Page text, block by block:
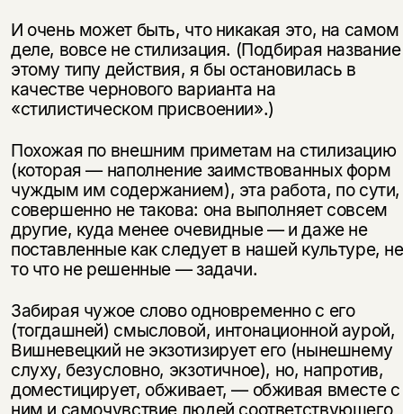
И очень может быть, что никакая это, на самом
деле, вовсе не стилизация. (Подбирая название
этому типу действия, я бы остановилась в
качестве чернового варианта на
«стилистическом присвоении».)
Похожая по внешним приметам на стилизацию
(которая — наполнение заимствованных форм
чуждым им содержанием), эта работа, по сути,
совершенно не такова: она выполняет совсем
другие, куда менее очевидные — и даже не
поставленные как следует в нашей культуре, не
то что не решенные — задачи.
Забирая чужое слово одновременно с его
(тогдашней) смысловой, интонационной аурой,
Вишневецкий не экзотизирует его (нынешнему
слуху, безусловно, экзотичное), но, напротив,
доместицирует, обживает, — обживая вместе с
ним и самочувствие людей соответствующего